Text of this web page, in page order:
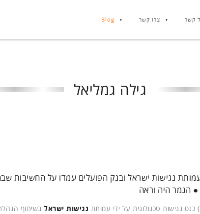
קשר צרו קשר Blog
גילה גמליאל
נגישות ישראל ובנק הפועלים עמדו על החשיבות
● הנמר היה וראה
נגישות טכנולוגית על ידי עמותת נגישות ישראל בשיתוף